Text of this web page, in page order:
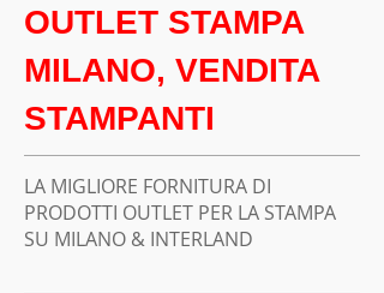
OUTLET STAMPA
MILANO, VENDITA
STAMPANTI
LA MIGLIORE FORNITURA DI
PRODOTTI OUTLET PER LA STAMPA
SU MILANO & INTERLAND